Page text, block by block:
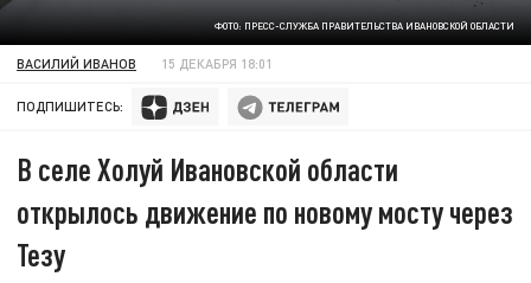
ФОТО: ПРЕСС-СЛУЖБА ПРАВИТЕЛЬСТВА ИВАНОВСКОЙ ОБЛАСТИ
ВАСИЛИЙ ИВАНОВ 15 ДЕКАБРЯ 18:01
ПОДПИШИТЕСЬ:
В селе Холуй Ивановской области
открылось движение по новому мосту через
Тезу